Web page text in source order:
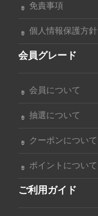
免責事項
個人情報保護方針
会員グレード
会員について
抽選について
クーポンについて
ポイントについて
ご利用ガイド